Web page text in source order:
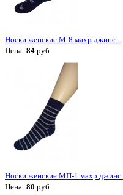
Носки женские М-8 махр джинс...
Цена: 84 руб
Носки женские МП-1 махр джинс...
Цена: 80 руб